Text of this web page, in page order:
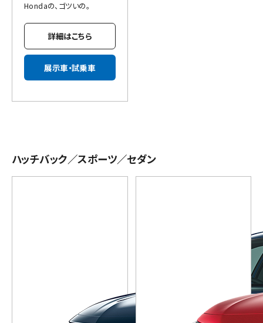
Hondaの、ゴツいの。
詳細はこちら
展示車・試乗車
ハッチバック／スポーツ／セダン